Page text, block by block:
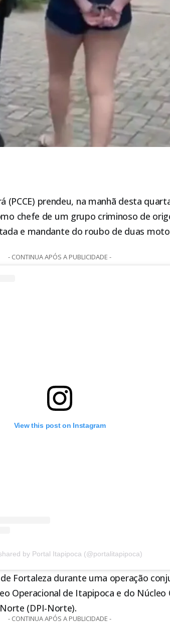
(PCCE) prendeu, na manhã desta
chefe de um grupo criminoso de
e mandante do roubo de duas
- CONTINUA APÓS A PUBLICIDADE -
View this post on Instagram
by Portal Itapipoca (@portalitapipoca)
Fortaleza durante uma operação
Operacional de Itapipoca e do Núcleo
(DPI-Norte).
- CONTINUA APÓS A PUBLICIDADE -